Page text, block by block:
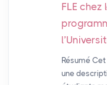
FLE chez
Résumé
une